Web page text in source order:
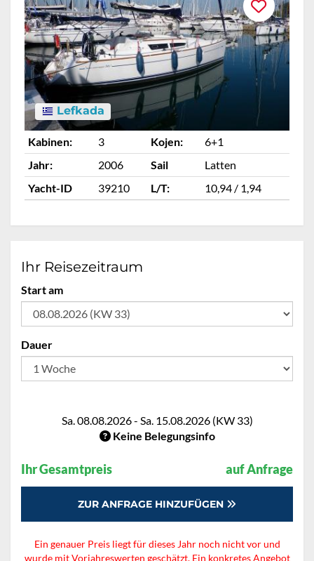
Lefkada
Kabinen: 3 Kojen:
6+1
Jahr:
2006 Sail
Latten
Yacht-ID
39210 L/T: 10,94 / 1,94
Ihr Reisezeitraum
Start am
Dauer
Sa. 08.08.2026 - Sa. 15.08.2026 (KW 33)
Keine Belegungsinfo
Ihr Gesamtpreis auf Anfrage
ZUR ANFRAGE HINZUFÜGEN
Ein genauer Preis liegt für dieses Jahr noch nicht vor und
wurde mit Vorjahreswerten geschätzt. Ein konkretes Angebot